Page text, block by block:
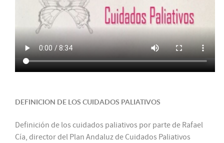
DEFINICION DE LOS CUIDADOS PALIATIVOS
Definición de los cuidados paliativos por parte de Rafael
Cía, director del Plan Andaluz de Cuidados Paliativos